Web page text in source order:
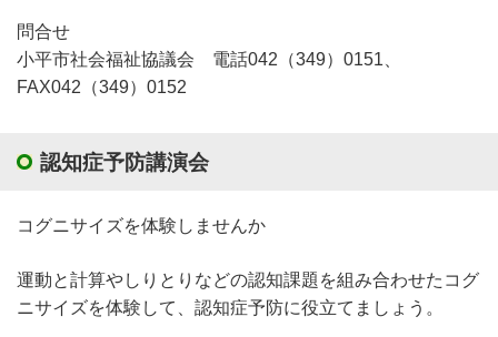
問合せ
小平市社会福祉協議会 電話042（349）0151、
FAX042（349）0152
認知症予防講演会
コグニサイズを体験しませんか
運動と計算やしりとりなどの認知課題を組み合わせたコグ
ニサイズを体験して、認知症予防に役立てましょう。